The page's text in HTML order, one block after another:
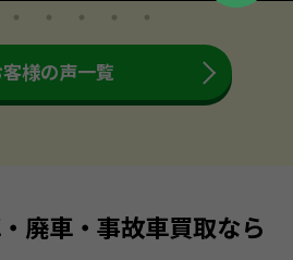
様の声一覧
廃車・事故車買取なら